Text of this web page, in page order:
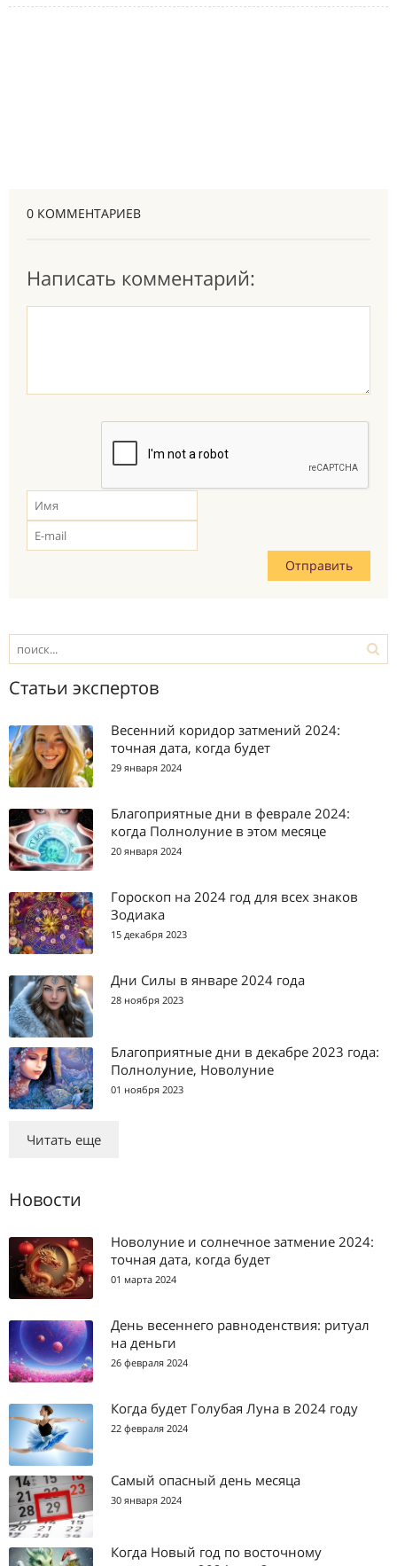
0 КОММЕНТАРИЕВ
Написать комментарий:
Статьи экспертов
Весенний коридор затмений 2024:
точная дата, когда будет
29 января 2024
Благоприятные дни в феврале 2024:
когда Полнолуние в этом месяце
20 января 2024
Гороскоп на 2024 год для всех знаков
Зодиака
15 декабря 2023
Дни Силы в январе 2024 года
28 ноября 2023
Благоприятные дни в декабре 2023 года:
Полнолуние, Новолуние
01 ноября 2023
Читать еще
Новости
Новолуние и солнечное затмение 2024:
точная дата, когда будет
01 марта 2024
День весеннего равноденствия: ритуал
на деньги
26 февраля 2024
Когда будет Голубая Луна в 2024 году
22 февраля 2024
Самый опасный день месяца
30 января 2024
Когда Новый год по восточному